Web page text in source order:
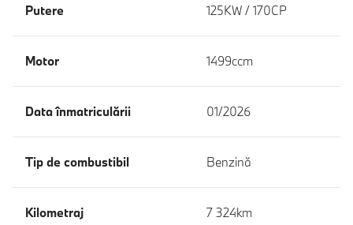
Putere 125KW / 170CP
Motor 1499ccm
Data înmatriculării 01/2026
Tip de combustibil Benzină
Kilometraj 7 324km